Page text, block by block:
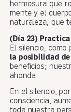
hermosura que
mente y el
naturaleza, que
(Día 23)
El silencio,
la posibilidad
beneficios;
ahonda.
En el silencio,
consciencia,